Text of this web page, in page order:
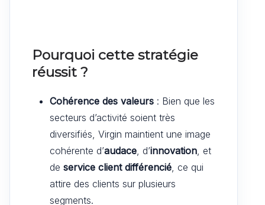
Pourquoi cette stratégie
réussit ?
Cohérence des valeurs : Bien que les
secteurs d’activité soient très
diversifiés, Virgin maintient une image
cohérente d’audace , d’innovation , et
de service client différencié , ce qui
attire des clients sur plusieurs
segments.